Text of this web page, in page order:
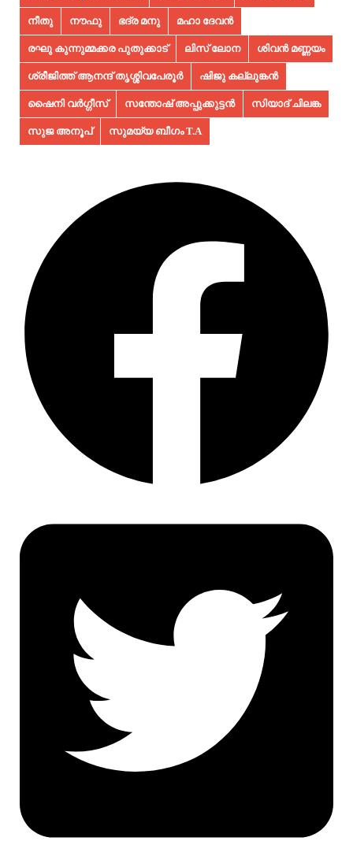
നീതു നൗഫു ഭദ്ര മനു മഹാ ദേവൻ
രഘു കുന്നുമ്മക്കര പുതുക്കാട് ലിസ് ലോന ശിവൻ മണ്ണയം
ശ്രീജിത്ത് ആനന്ദ് തൃശ്ശിവപേരൂർ ഷിജു കല്ലുങ്കൻ
ഷൈനി വർഗ്ഗീസ് സന്തോഷ് അപ്പുക്കുട്ടൻ സിയാദ് ചിലങ്ക
സുജ അനൂപ്‌ സുമയ്യ ബീഗം T.A